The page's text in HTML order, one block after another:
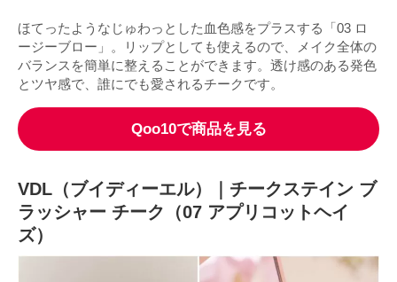
ほてったようなじゅわっとした血色感をプラスする「03 ロ
ージーブロー」。リップとしても使えるので、メイク全体の
バランスを簡単に整えることができます。透け感のある発色
とツヤ感で、誰にでも愛されるチークです。
Qoo10で商品を見る
VDL（ブイディーエル）｜チークステイン ブ
ラッシャー チーク（07 アプリコットヘイ
ズ）